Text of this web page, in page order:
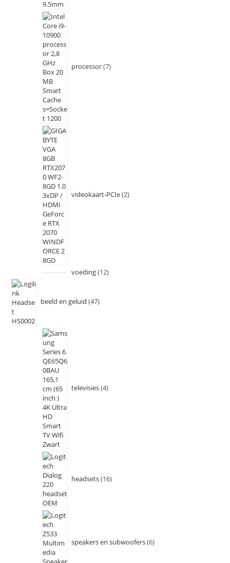
processor 7
videokaart-PCIe 2
voeding 12
beeld en geluid 47
televisies 4
headsets 16
speakers en subwoofers 6